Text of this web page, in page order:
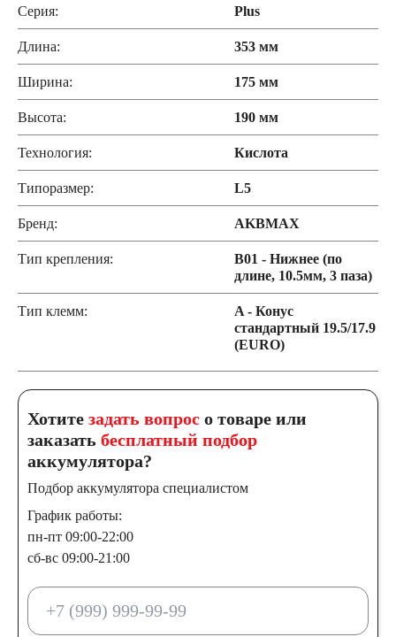
Серия: Plus
Длина: 353 мм
Ширина: 175 мм
Высота: 190 мм
Технология: Кислота
Типоразмер: L5
Бренд: AKBMAX
Тип крепления:
B01 - Нижнее (по
длине, 10.5мм, 3 паза)
Тип клемм:
A - Конус
стандартный 19.5/17.9
(EURO)
Хотите задать вопрос о товаре или
заказать бесплатный подбор
аккумулятора?
Подбор аккумулятора специалистом
График работы:
пн-пт 09:00-22:00
сб-вс 09:00-21:00